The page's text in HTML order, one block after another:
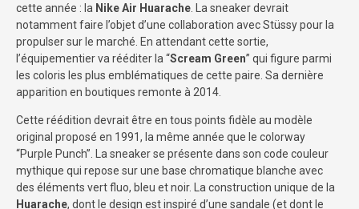
cette année : la Nike Air Huarache . La sneaker devrait
notamment faire l’objet d’une collaboration avec Stüssy pour la
propulser sur le marché. En attendant cette sortie,
l’équipementier va rééditer la “Scream Green” qui figure parmi
les coloris les plus emblématiques de cette paire. Sa dernière
apparition en boutiques remonte à 2014.
Cette réédition devrait être en tous points fidèle au modèle
original proposé en 1991, la même année que le colorway
“Purple Punch”. La sneaker se présente dans son code couleur
mythique qui repose sur une base chromatique blanche avec
des éléments vert fluo, bleu et noir. La construction unique de la
Huarache, dont le design est inspiré d’une sandale (et dont le